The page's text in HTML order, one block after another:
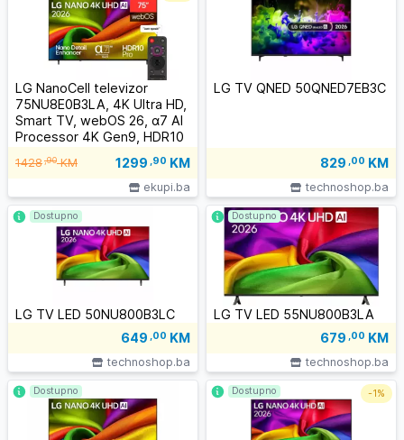
LG NanoCell televizor
75NU8E0B3LA, 4K Ultra HD,
Smart TV, webOS 26, α7 AI
Processor 4K Gen9, HDR10
1428,90KM 1299 ,90 KM
ekupi.ba
LG TV QNED 50QNED7EB3C
829 ,00 KM
technoshop.ba
LG TV LED 50NU800B3LC
649 ,00 KM
technoshop.ba
Dostupno
LG TV LED 55NU800B3LA
679 ,00 KM
technoshop.ba
Dostupno
Dostupno Dostupno -1%